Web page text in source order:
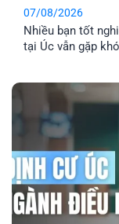
07/08/2026
Nhiều bạn tốt
tại Úc vẫn gặp
Travel
nghiệp cam kết [...]